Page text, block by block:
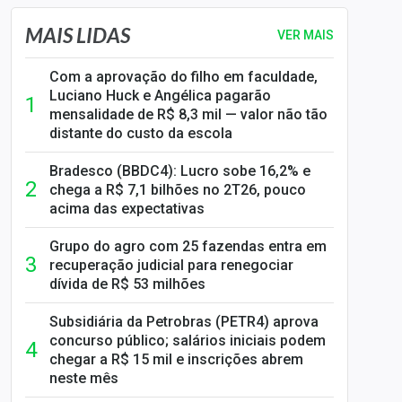
MAIS LIDAS VER MAIS
Com a aprovação do filho em faculdade,
Luciano Huck e Angélica pagarão
mensalidade de R$ 8,3 mil — valor não tão
distante do custo da escola
Bradesco (BBDC4): Lucro sobe 16,2% e
chega a R$ 7,1 bilhões no 2T26, pouco
acima das expectativas
Grupo do agro com 25 fazendas entra em
recuperação judicial para renegociar
dívida de R$ 53 milhões
Subsidiária da Petrobras (PETR4) aprova
concurso público; salários iniciais podem
chegar a R$ 15 mil e inscrições abrem
neste mês